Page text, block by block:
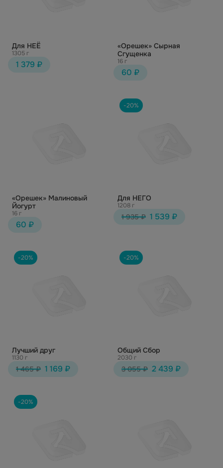
Для НЕЁ
1305 г
1 379 ₽
«Орешек» Сырная
Сгущенка
16 г
60 ₽
«Орешек» Малиновый
Йогурт
16 г
60 ₽
-20%
Для НЕГО
1208 г
1 935 ₽ 1 539 ₽
-20%
Лучший друг
1130 г
1 465 ₽ 1 169 ₽
-20%
Общий Сбор
2030 г
3 055 ₽ 2 439 ₽
-20%